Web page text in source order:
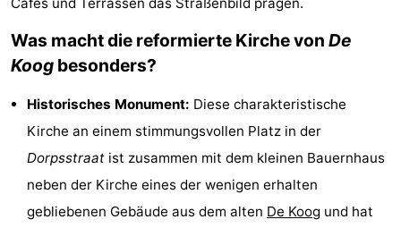
Aussichtspunkte
Übernachten
Appartements
Bosch
Was macht die reformierte Kirche von De
Koog besonders?
Historisches Monument: Diese charakteristische
Kirche an einem stimmungsvollen Platz in der
Dorpsstraat ist zusammen mit dem kleinen Bauernhaus
neben der Kirche eines der wenigen erhalten
gebliebenen Gebäude aus dem alten De Koog und hat